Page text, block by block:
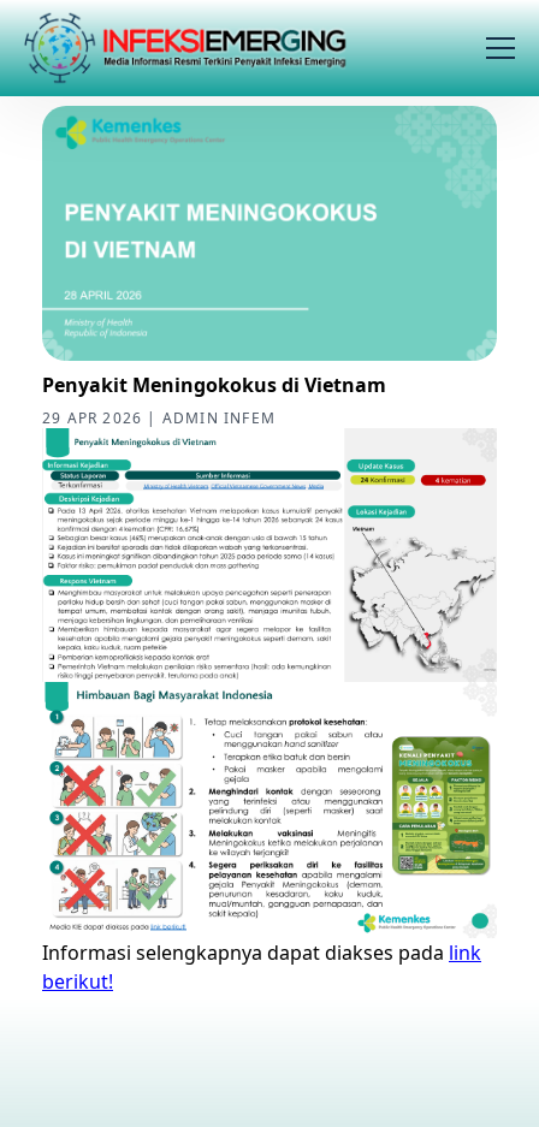
Penyakit Meningokokus di Vietnam
29 APR 2026 | ADMIN INFEM
Informasi selengkapnya dapat diakses pada link
berikut!